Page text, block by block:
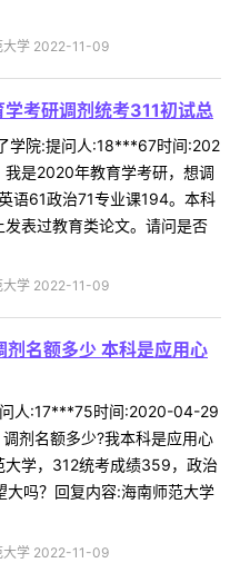
大学 2022-11-09
考研调剂统考311初试总
学院:提问人:18***67时间:202
是2020年教育学考研，想调
语61政治71专业课194。本科
表过教育类论文。请问是否
大学 2022-11-09
名额多少 本科是应用心
人:17***75时间:2020-04-29
剂名额多少?我本科是应用心
学，312统考成绩359，政治
吗？回复内容:海南师范大学
大学 2022-11-09